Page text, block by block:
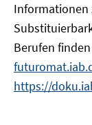
Informationen
Berufen
https://